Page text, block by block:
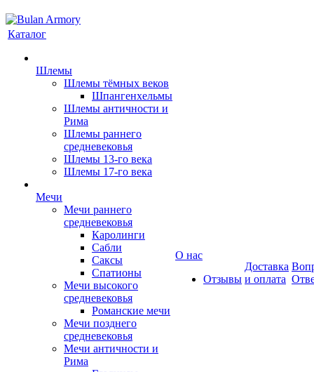
Каталог
Шлемы
Шлемы тёмных веков
Шпангенхельмы
Шлемы античности и
Рима
Шлемы раннего
средневековья
Шлемы 13-го века
Шлемы 17-го века
Мечи
Мечи раннего
средневековья
Каролинги
Сабли
Саксы
Спатионы
Мечи высокого
средневековья
Романские мечи
Мечи позднего
средневековья
Мечи античности и
Рима
О нас
Отзывы
Доставка
и оплата